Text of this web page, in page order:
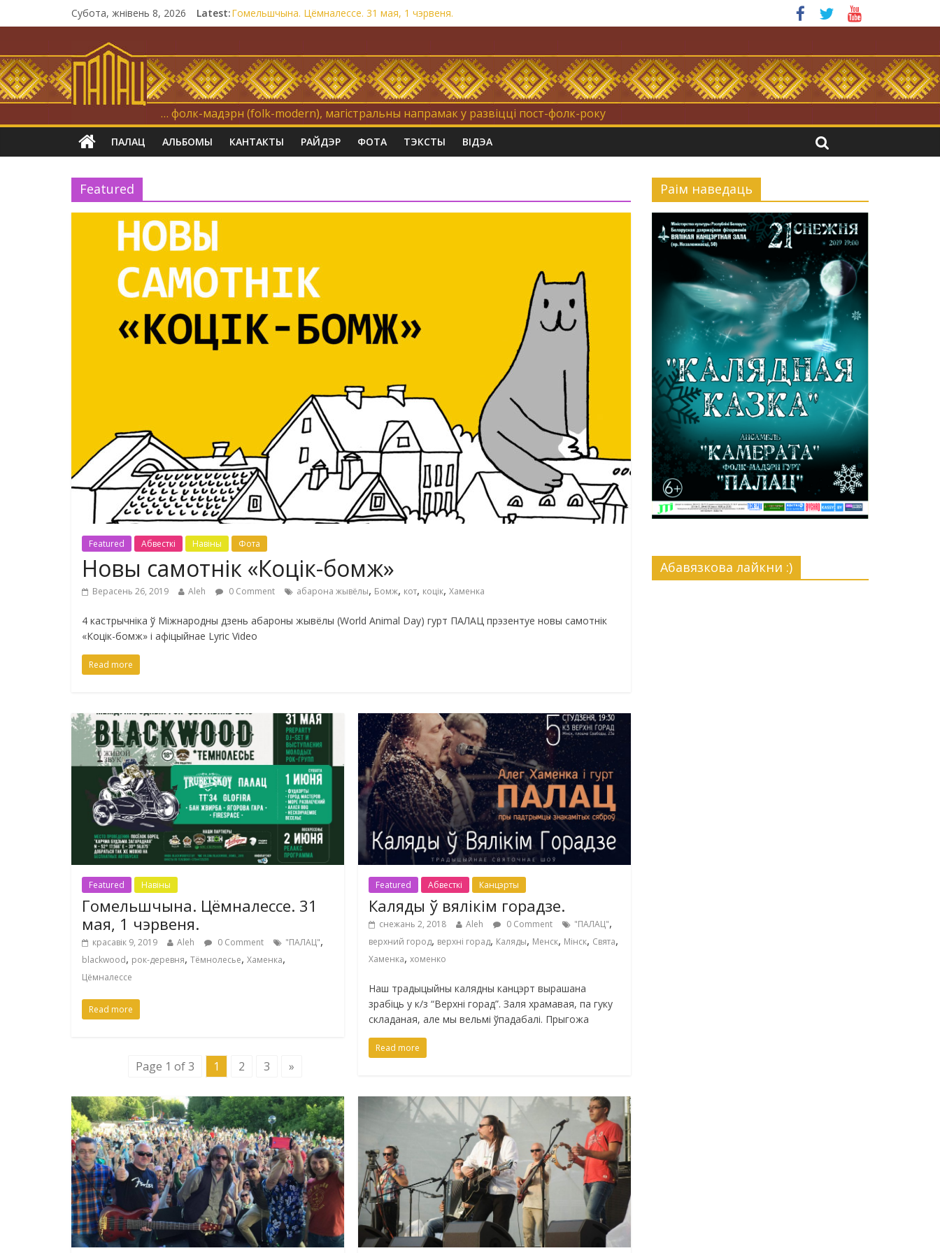
Субота, жнівень 8, 2026 Latest:Гомельшчына. Цёмналессе. 31 мая, 1 чэрвеня.
Нічога не дарэмна. Невыносна балюча нараджаецца беларуская палітычная нацыя.
21 снежня
Новы самотнік «Коцік-бомж»
… фолк-мадэрн (folk-modern), магістральны напрамак у развіцці пост-фолк-року
ПАЛАЦ АЛЬБОМЫ КАНТАКТЫ РАЙДЭР ФОТА ТЭКСТЫ ВІДЭА
Featured
Featured Абвесткі Навіны Фота
Новы самотнік «Коцік-бомж»
Верасень 26, 2019 Aleh 0 Comment абарона жывёлы, Бомж, кот, коцік, Хаменка
4 кастрычніка ў Міжнародны дзень абароны жывёлы (World Animal Day) гурт ПАЛАЦ прэзентуе новы самотнік
«Коцік-бомж» і афіцыйнае Lyric Video
Read more
Featured Навіны
Гомельшчына. Цёмналессе. 31
мая, 1 чэрвеня.
красавік 9, 2019 Aleh 0 Comment "ПАЛАЦ",
blackwood, рок-деревня, Тёмнолесье, Хаменка,
Цёмналессе
Read more
Featured Абвесткі Канцэрты
Каляды ў вялікім горадзе.
снежань 2, 2018 Aleh 0 Comment "ПАЛАЦ",
верхний город, верхні горад, Каляды, Менск, Мінск, Свята,
Хаменка,хоменко
Наш традыцыйны калядны канцэрт вырашана
зрабіць у к/з “Верхні горад”. Заля храмавая, па гуку
складаная, але мы вельмі ўпадабалі. Прыгожа
Read more
Page 1 of 3 1 2 3 »
Раiм наведаць
Абавязкова лайкни :)